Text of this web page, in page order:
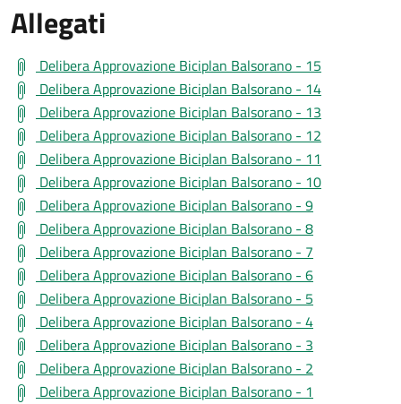
Allegati
Delibera Approvazione Biciplan Balsorano - 15
Delibera Approvazione Biciplan Balsorano - 14
Delibera Approvazione Biciplan Balsorano - 13
Delibera Approvazione Biciplan Balsorano - 12
Delibera Approvazione Biciplan Balsorano - 11
Delibera Approvazione Biciplan Balsorano - 10
Delibera Approvazione Biciplan Balsorano - 9
Delibera Approvazione Biciplan Balsorano - 8
Delibera Approvazione Biciplan Balsorano - 7
Delibera Approvazione Biciplan Balsorano - 6
Delibera Approvazione Biciplan Balsorano - 5
Delibera Approvazione Biciplan Balsorano - 4
Delibera Approvazione Biciplan Balsorano - 3
Delibera Approvazione Biciplan Balsorano - 2
Delibera Approvazione Biciplan Balsorano - 1